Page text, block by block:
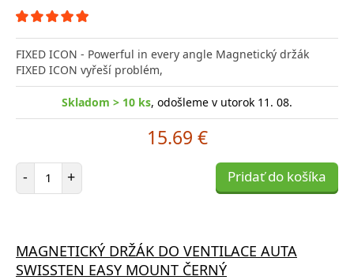
FIXED ICON - Powerful in every angle Magnetický držák
FIXED ICON vyřeší problém,
Skladom > 10 ks, odošleme v utorok 11. 08.
15.69 €
- Počet položiek
+ Pridať do košíka
MAGNETICKÝ DRŽÁK DO VENTILACE AUTA
SWISSTEN EASY MOUNT ČERNÝ